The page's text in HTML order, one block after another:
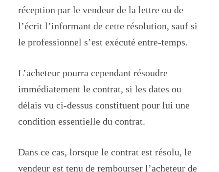
réception par le vendeur de la lettre ou de
l’écrit l’informant de cette résolution, sauf si
le professionnel s’est exécuté entre-temps.
L’acheteur pourra cependant résoudre
immédiatement le contrat, si les dates ou
délais vu ci-dessus constituent pour lui une
condition essentielle du contrat.
Dans ce cas, lorsque le contrat est résolu, le
vendeur est tenu de rembourser l’acheteur de